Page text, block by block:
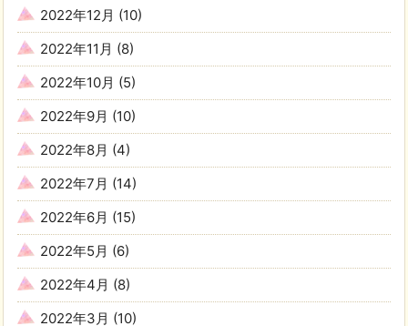
2022年12月 (10)
2022年11月 (8)
2022年10月 (5)
2022年9月 (10)
2022年8月 (4)
2022年7月 (14)
2022年6月 (15)
2022年5月 (6)
2022年4月 (8)
2022年3月 (10)